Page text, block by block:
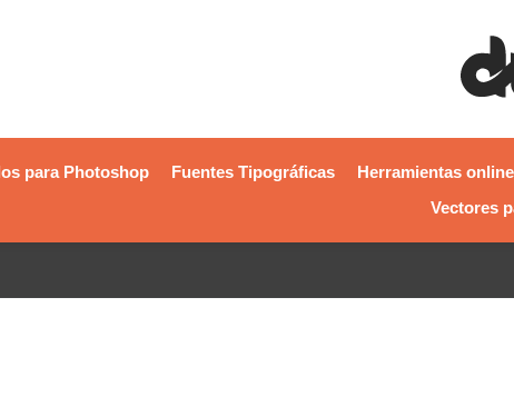
para Photoshop Fuentes Tipográficas Herramientas online
Vectores